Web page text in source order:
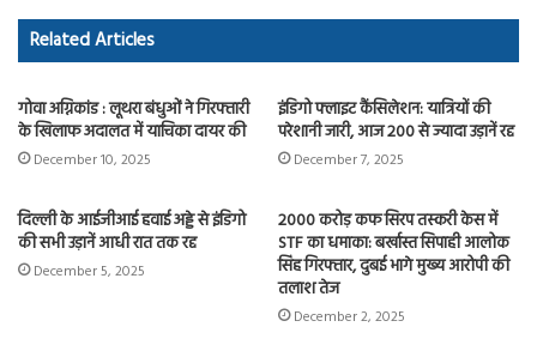
o
ok
d
o
n
Related Articles
गोवा अग्निकांड : लूथरा बंधुओं ने गिरफ्तारी
के खिलाफ अदालत में याचिका दायर की
December 10, 2025
इंडिगो फ्लाइट कैंसिलेशन: यात्रियों की
परेशानी जारी, आज 200 से ज्यादा उड़ानें रद्द
December 7, 2025
दिल्ली के आईजीआई हवाई अड्डे से इंडिगो
की सभी उड़ानें आधी रात तक रद्द
December 5, 2025
2000 करोड़ कफ सिरप तस्करी केस में
STF का धमाका: बर्खास्त सिपाही आलोक
सिंह गिरफ्तार, दुबई भागे मुख्य आरोपी की
तलाश तेज
December 2, 2025